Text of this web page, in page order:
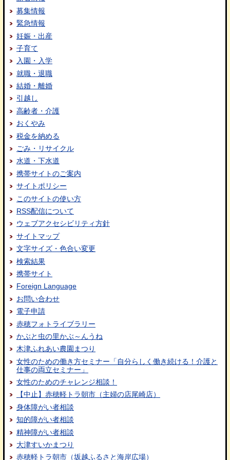
募集情報
緊急情報
妊娠・出産
子育て
入園・入学
就職・退職
結婚・離婚
引越し
高齢者・介護
おくやみ
税金を納める
ごみ・リサイクル
水道・下水道
携帯サイトのご案内
サイトポリシー
このサイトの使い方
RSS配信について
ウェブアクセシビリティ方針
サイトマップ
文字サイズ・色合い変更
検索結果
携帯サイト
Foreign Language
お問い合わせ
電子申請
赤穂フォトライブラリー
かぶと虫の里かぶ～んうね
木津ふれあい農園まつり
女性のための働き方セミナー「自分らしく働き続ける！介護と
仕事の両立セミナー」
女性のためのチャレンジ相談！
【中止】赤穂軽トラ朝市（主婦の店尾崎店）
身体障がい者相談
知的障がい者相談
精神障がい者相談
大津すいかまつり
赤穂軽トラ朝市（坂越ふるさと海岸広場）